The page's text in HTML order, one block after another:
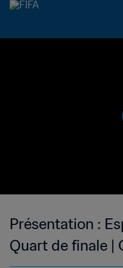
Présentation :
Quart de finale |